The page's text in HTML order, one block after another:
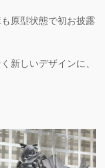
原型状態で初お披露
新しいデザインに、